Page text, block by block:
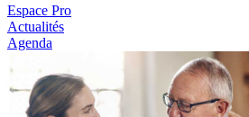
Espace Pro
Actualités
Agenda